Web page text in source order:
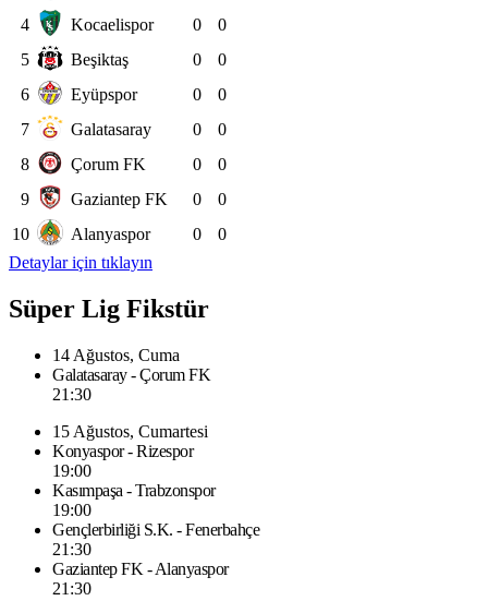
4
Kocaelispor 0
0
5
Beşiktaş 0
0
6
Eyüpspor 0
0
7
Galatasaray 0
0
8
Çorum FK 0
0
9
Gaziantep FK 0
0
10
Alanyaspor 0
0
Detaylar için tıklayın
Süper Lig Fikstür
14 Ağustos, Cuma
Galatasaray - Çorum FK
21:30
15 Ağustos, Cumartesi
Konyaspor - Rizespor
19:00
Kasımpaşa - Trabzonspor
19:00
Gençlerbirliği S.K. - Fenerbahçe
21:30
Gaziantep FK - Alanyaspor
21:30